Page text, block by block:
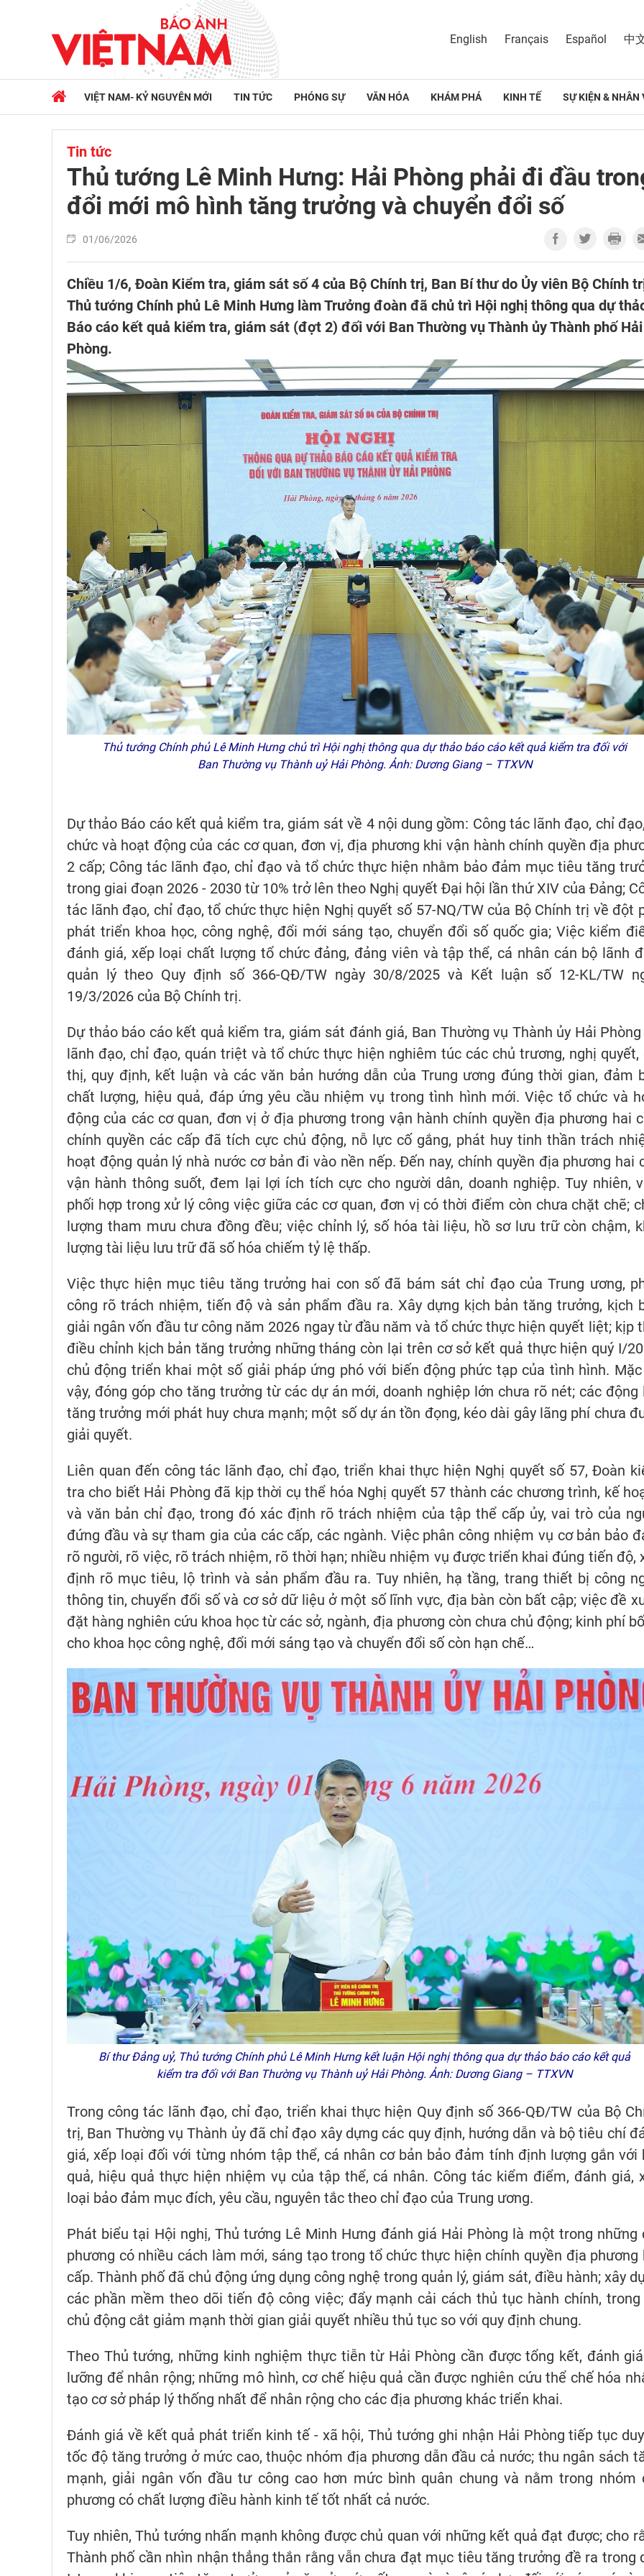
English Français Español 中
VIỆT NAM- KỶ NGUYÊN MỚI TIN TỨC PHÓNG SỰ VĂN HÓA KHÁM PHÁ KINH TẾ SỰ KIỆN & NHÂN
Tin tức
Thủ tướng Lê Minh Hưng: Hải Phòng phải đi đầu
đổi mới mô hình tăng trưởng và chuyển đổi số
01/06/2026
Chiều 1/6, Đoàn Kiểm tra, giám sát số 4 của Bộ Chính trị, Ban Bí thư do Ủy viên Bộ Chính
Thủ tướng Chính phủ Lê Minh Hưng làm Trưởng đoàn đã chủ trì Hội nghị thông qua dự
Báo cáo kết quả kiểm tra, giám sát (đợt 2) đối với Ban Thường vụ Thành ủy Thành phố Hải
Phòng.
Thủ tướng Chính phủ Lê Minh Hưng chủ trì Hội nghị thông qua dự thảo báo cáo kết quả kiểm tra đối với
Ban Thường vụ Thành uỷ Hải Phòng. Ảnh: Dương Giang – TTXVN
Dự thảo Báo cáo kết quả kiểm tra, giám sát về 4 nội dung gồm: Công tác lãnh đạo, chỉ
chức và hoạt động của các cơ quan, đơn vị, địa phương khi vận hành chính quyền địa
2 cấp; Công tác lãnh đạo, chỉ đạo và tổ chức thực hiện nhằm bảo đảm mục tiêu tăng
trong giai đoạn 2026 - 2030 từ 10% trở lên theo Nghị quyết Đại hội lần thứ XIV của Đảng;
tác lãnh đạo, chỉ đạo, tổ chức thực hiện Nghị quyết số 57-NQ/TW của Bộ Chính trị về đột
phát triển khoa học, công nghệ, đổi mới sáng tạo, chuyển đổi số quốc gia; Việc kiểm
đánh giá, xếp loại chất lượng tổ chức đảng, đảng viên và tập thể, cá nhân cán bộ lãnh
quản lý theo Quy định số 366-QĐ/TW ngày 30/8/2025 và Kết luận số 12-KL/TW
19/3/2026 của Bộ Chính trị.
Dự thảo báo cáo kết quả kiểm tra, giám sát đánh giá, Ban Thường vụ Thành ủy Hải
lãnh đạo, chỉ đạo, quán triệt và tổ chức thực hiện nghiêm túc các chủ trương, nghị quyết,
thị, quy định, kết luận và các văn bản hướng dẫn của Trung ương đúng thời gian, đảm
chất lượng, hiệu quả, đáp ứng yêu cầu nhiệm vụ trong tình hình mới. Việc tổ chức và
động của các cơ quan, đơn vị ở địa phương trong vận hành chính quyền địa phương hai
chính quyền các cấp đã tích cực chủ động, nỗ lực cố gắng, phát huy tinh thần trách
hoạt động quản lý nhà nước cơ bản đi vào nền nếp. Đến nay, chính quyền địa phương hai
vận hành thông suốt, đem lại lợi ích tích cực cho người dân, doanh nghiệp. Tuy nhiên,
phối hợp trong xử lý công việc giữa các cơ quan, đơn vị có thời điểm còn chưa chặt chẽ;
lượng tham mưu chưa đồng đều; việc chỉnh lý, số hóa tài liệu, hồ sơ lưu trữ còn chậm,
lượng tài liệu lưu trữ đã số hóa chiếm tỷ lệ thấp.
Việc thực hiện mục tiêu tăng trưởng hai con số đã bám sát chỉ đạo của Trung ương,
công rõ trách nhiệm, tiến độ và sản phẩm đầu ra. Xây dựng kịch bản tăng trưởng, kịch
giải ngân vốn đầu tư công năm 2026 ngay từ đầu năm và tổ chức thực hiện quyết liệt; kịp
điều chỉnh kịch bản tăng trưởng những tháng còn lại trên cơ sở kết quả thực hiện quý I/
chủ động triển khai một số giải pháp ứng phó với biến động phức tạp của tình hình.
vậy, đóng góp cho tăng trưởng từ các dự án mới, doanh nghiệp lớn chưa rõ nét; các động
tăng trưởng mới phát huy chưa mạnh; một số dự án tồn đọng, kéo dài gây lãng phí chưa
giải quyết.
Liên quan đến công tác lãnh đạo, chỉ đạo, triển khai thực hiện Nghị quyết số 57, Đoàn
tra cho biết Hải Phòng đã kịp thời cụ thể hóa Nghị quyết 57 thành các chương trình, kế
và văn bản chỉ đạo, trong đó xác định rõ trách nhiệm của tập thể cấp ủy, vai trò của
đứng đầu và sự tham gia của các cấp, các ngành. Việc phân công nhiệm vụ cơ bản bảo
rõ người, rõ việc, rõ trách nhiệm, rõ thời hạn; nhiều nhiệm vụ được triển khai đúng tiến độ,
định rõ mục tiêu, lộ trình và sản phẩm đầu ra. Tuy nhiên, hạ tầng, trang thiết bị công
thông tin, chuyển đổi số và cơ sở dữ liệu ở một số lĩnh vực, địa bàn còn bất cập; việc đề
đặt hàng nghiên cứu khoa học từ các sở, ngành, địa phương còn chưa chủ động; kinh phí
cho khoa học công nghệ, đổi mới sáng tạo và chuyển đổi số còn hạn chế…
Bí thư Đảng uỷ, Thủ tướng Chính phủ Lê Minh Hưng kết luận Hội nghị thông qua dự thảo báo cáo kết quả
kiểm tra đối với Ban Thường vụ Thành uỷ Hải Phòng. Ảnh: Dương Giang – TTXVN
Trong công tác lãnh đạo, chỉ đạo, triển khai thực hiện Quy định số 366-QĐ/TW của Bộ
trị, Ban Thường vụ Thành ủy đã chỉ đạo xây dựng các quy định, hướng dẫn và bộ tiêu chí
giá, xếp loại đối với từng nhóm tập thể, cá nhân cơ bản bảo đảm tính định lượng gắn với
quả, hiệu quả thực hiện nhiệm vụ của tập thể, cá nhân. Công tác kiểm điểm, đánh giá,
loại bảo đảm mục đích, yêu cầu, nguyên tắc theo chỉ đạo của Trung ương.
Phát biểu tại Hội nghị, Thủ tướng Lê Minh Hưng đánh giá Hải Phòng là một trong những
phương có nhiều cách làm mới, sáng tạo trong tổ chức thực hiện chính quyền địa phương
cấp. Thành phố đã chủ động ứng dụng công nghệ trong quản lý, giám sát, điều hành; xây
các phần mềm theo dõi tiến độ công việc; đẩy mạnh cải cách thủ tục hành chính,
chủ động cắt giảm mạnh thời gian giải quyết nhiều thủ tục so với quy định chung.
Theo Thủ tướng, những kinh nghiệm thực tiễn từ Hải Phòng cần được tổng kết, đánh
lưỡng để nhân rộng; những mô hình, cơ chế hiệu quả cần được nghiên cứu thể chế hóa
tạo cơ sở pháp lý thống nhất để nhân rộng cho các địa phương khác triển khai.
Đánh giá về kết quả phát triển kinh tế - xã hội, Thủ tướng ghi nhận Hải Phòng tiếp tục
tốc độ tăng trưởng ở mức cao, thuộc nhóm địa phương dẫn đầu cả nước; thu ngân sách
mạnh, giải ngân vốn đầu tư công cao hơn mức bình quân chung và nằm trong nhóm
phương có chất lượng điều hành kinh tế tốt nhất cả nước.
Tuy nhiên, Thủ tướng nhấn mạnh không được chủ quan với những kết quả đạt được; cho
Thành phố cần nhìn nhận thẳng thắn rằng vẫn chưa đạt mục tiêu tăng trưởng đề ra trong